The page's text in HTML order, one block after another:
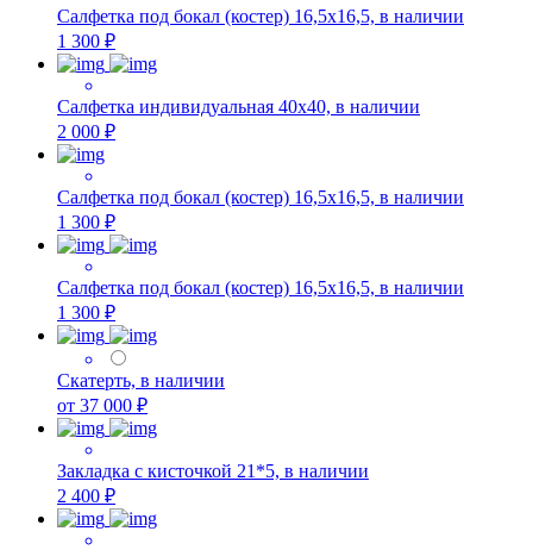
Салфетка под бокал (костер) 16,5х16,5, в наличии
1 300 ₽
Салфетка индивидуальная 40х40, в наличии
2 000 ₽
Салфетка под бокал (костер) 16,5х16,5, в наличии
1 300 ₽
Салфетка под бокал (костер) 16,5х16,5, в наличии
1 300 ₽
Скатерть, в наличии
от 37 000 ₽
Закладка с кисточкой 21*5, в наличии
2 400 ₽